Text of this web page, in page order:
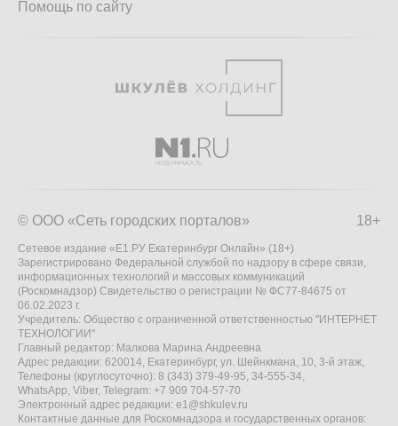
Помощь по сайту
18+
© ООО «Сеть городских порталов»
Сетевое издание «Е1.РУ Екатеринбург Онлайн» (18+)
Зарегистрировано Федеральной службой по надзору в сфере связи,
информационных технологий и массовых коммуникаций
(Роскомнадзор) Свидетельство о регистрации № ФС77-84675 от
06.02.2023 г.
Учредитель: Общество с ограниченной ответственностью "ИНТЕРНЕТ
ТЕХНОЛОГИИ"
Главный редактор: Малкова Марина Андреевна
Адрес редакции: 620014, Екатеринбург, ул. Шейнкмана, 10, 3-й этаж,
Телефоны (круглосуточно): 8 (343) 379-49-95, 34-555-34,
WhatsApp, Viber, Telegram: +7 909 704-57-70
Электронный адрес редакции: e1@shkulev.ru
Контактные данные для Роскомнадзора и государственных органов: